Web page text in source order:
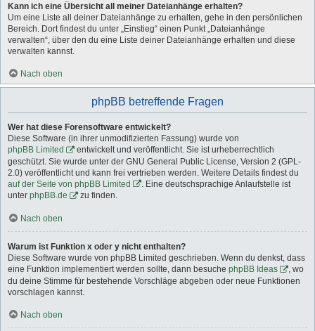
Kann ich eine Übersicht all meiner Dateianhänge erhalten?
Um eine Liste all deiner Dateianhänge zu erhalten, gehe in den persönlichen
Bereich. Dort findest du unter „Einstieg“ einen Punkt „Dateianhänge
verwalten“, über den du eine Liste deiner Dateianhänge erhalten und diese
verwalten kannst.
Nach oben
phpBB betreffende Fragen
Wer hat diese Forensoftware entwickelt?
Diese Software (in ihrer unmodifizierten Fassung) wurde von
phpBB Limited
entwickelt und veröffentlicht. Sie ist urheberrechtlich
geschützt. Sie wurde unter der GNU General Public License, Version 2 (GPL-
2.0) veröffentlicht und kann frei vertrieben werden. Weitere Details findest du
auf der Seite von phpBB Limited
. Eine deutschsprachige Anlaufstelle ist
unter phpBB.de zu finden.
Nach oben
Warum ist Funktion x oder y nicht enthalten?
Diese Software wurde von phpBB Limited geschrieben. Wenn du denkst, dass
eine Funktion implementiert werden sollte, dann besuche phpBB Ideas
, wo
du deine Stimme für bestehende Vorschläge abgeben oder neue Funktionen
vorschlagen kannst.
Nach oben